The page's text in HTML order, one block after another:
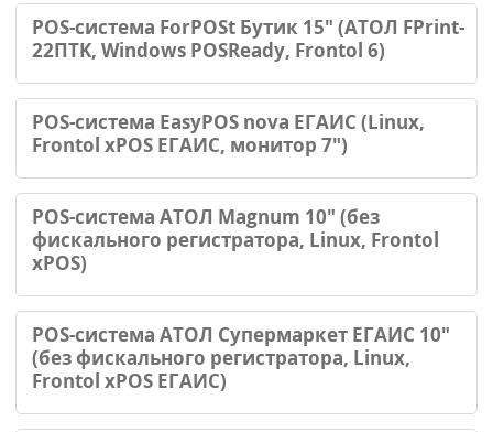
POS-система ForPOSt Бутик 15" (АТОЛ FPrint-
22ПТK, Windows POSReady, Frontol 6)
POS-система EasyPOS nova ЕГАИС (Linux,
Frontol xPOS ЕГАИС, монитор 7")
POS-система АТОЛ Magnum 10" (без
фискального регистратора, Linux, Frontol
xPOS)
POS-система АТОЛ Супермаркет ЕГАИС 10"
(без фискального регистратора, Linux,
Frontol xPOS ЕГАИС)